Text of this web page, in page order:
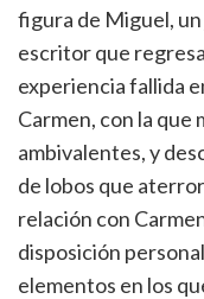
figura de Miguel,
escritor que
experiencia fallida
Carmen, con la
ambivalentes, y
de lobos que
relación con
disposición
elementos en los